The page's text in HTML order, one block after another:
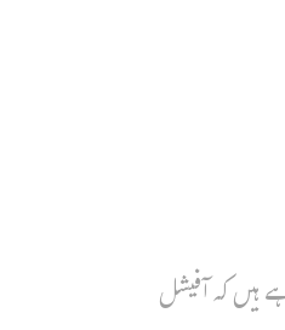
ہیں کہ آفیشل